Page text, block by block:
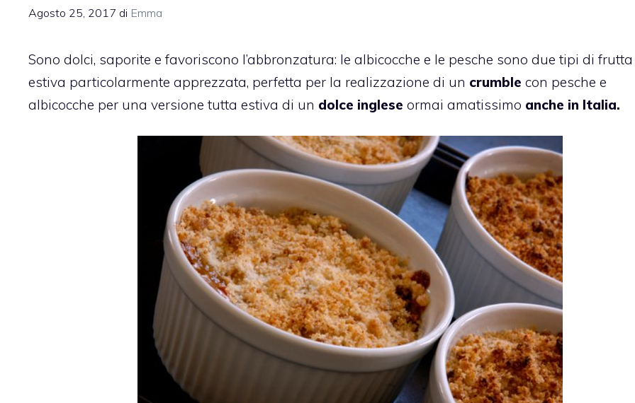
Agosto 25, 2017 di Emma
Sono dolci, saporite e favoriscono l’abbronzatura: le albicocche e le pesche sono due tipi di frutta
estiva particolarmente apprezzata, perfetta per la realizzazione di un crumble con pesche e
albicocche per una versione tutta estiva di un dolce inglese ormai amatissimo anche in Italia.